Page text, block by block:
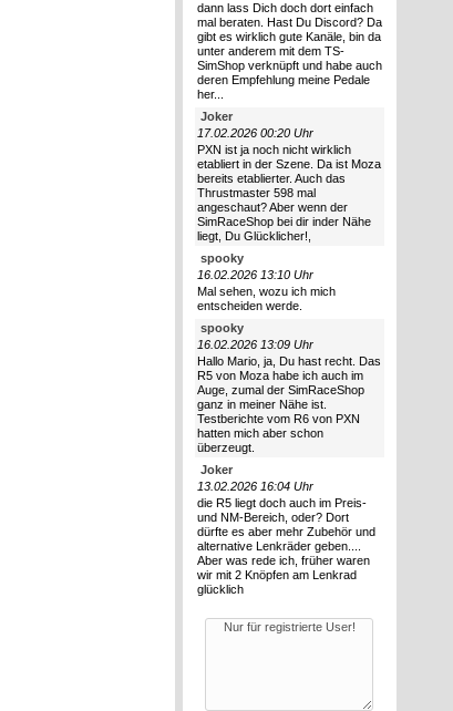
dann lass Dich doch dort einfach
mal beraten. Hast Du Discord? Da
gibt es wirklich gute Kanäle, bin da
unter anderem mit dem TS-
SimShop verknüpft und habe auch
deren Empfehlung meine Pedale
her...
Joker
17.02.2026 00:20 Uhr
PXN ist ja noch nicht wirklich
etabliert in der Szene. Da ist Moza
bereits etablierter. Auch das
Thrustmaster 598 mal
angeschaut? Aber wenn der
SimRaceShop bei dir inder Nähe
liegt, Du Glücklicher!,
spooky
16.02.2026 13:10 Uhr
Mal sehen, wozu ich mich
entscheiden werde.
spooky
16.02.2026 13:09 Uhr
Hallo Mario, ja, Du hast recht. Das
R5 von Moza habe ich auch im
Auge, zumal der SimRaceShop
ganz in meiner Nähe ist.
Testberichte vom R6 von PXN
hatten mich aber schon
überzeugt.
Joker
13.02.2026 16:04 Uhr
die R5 liegt doch auch im Preis-
und NM-Bereich, oder? Dort
dürfte es aber mehr Zubehör und
alternative Lenkräder geben....
Aber was rede ich, früher waren
wir mit 2 Knöpfen am Lenkrad
glücklich